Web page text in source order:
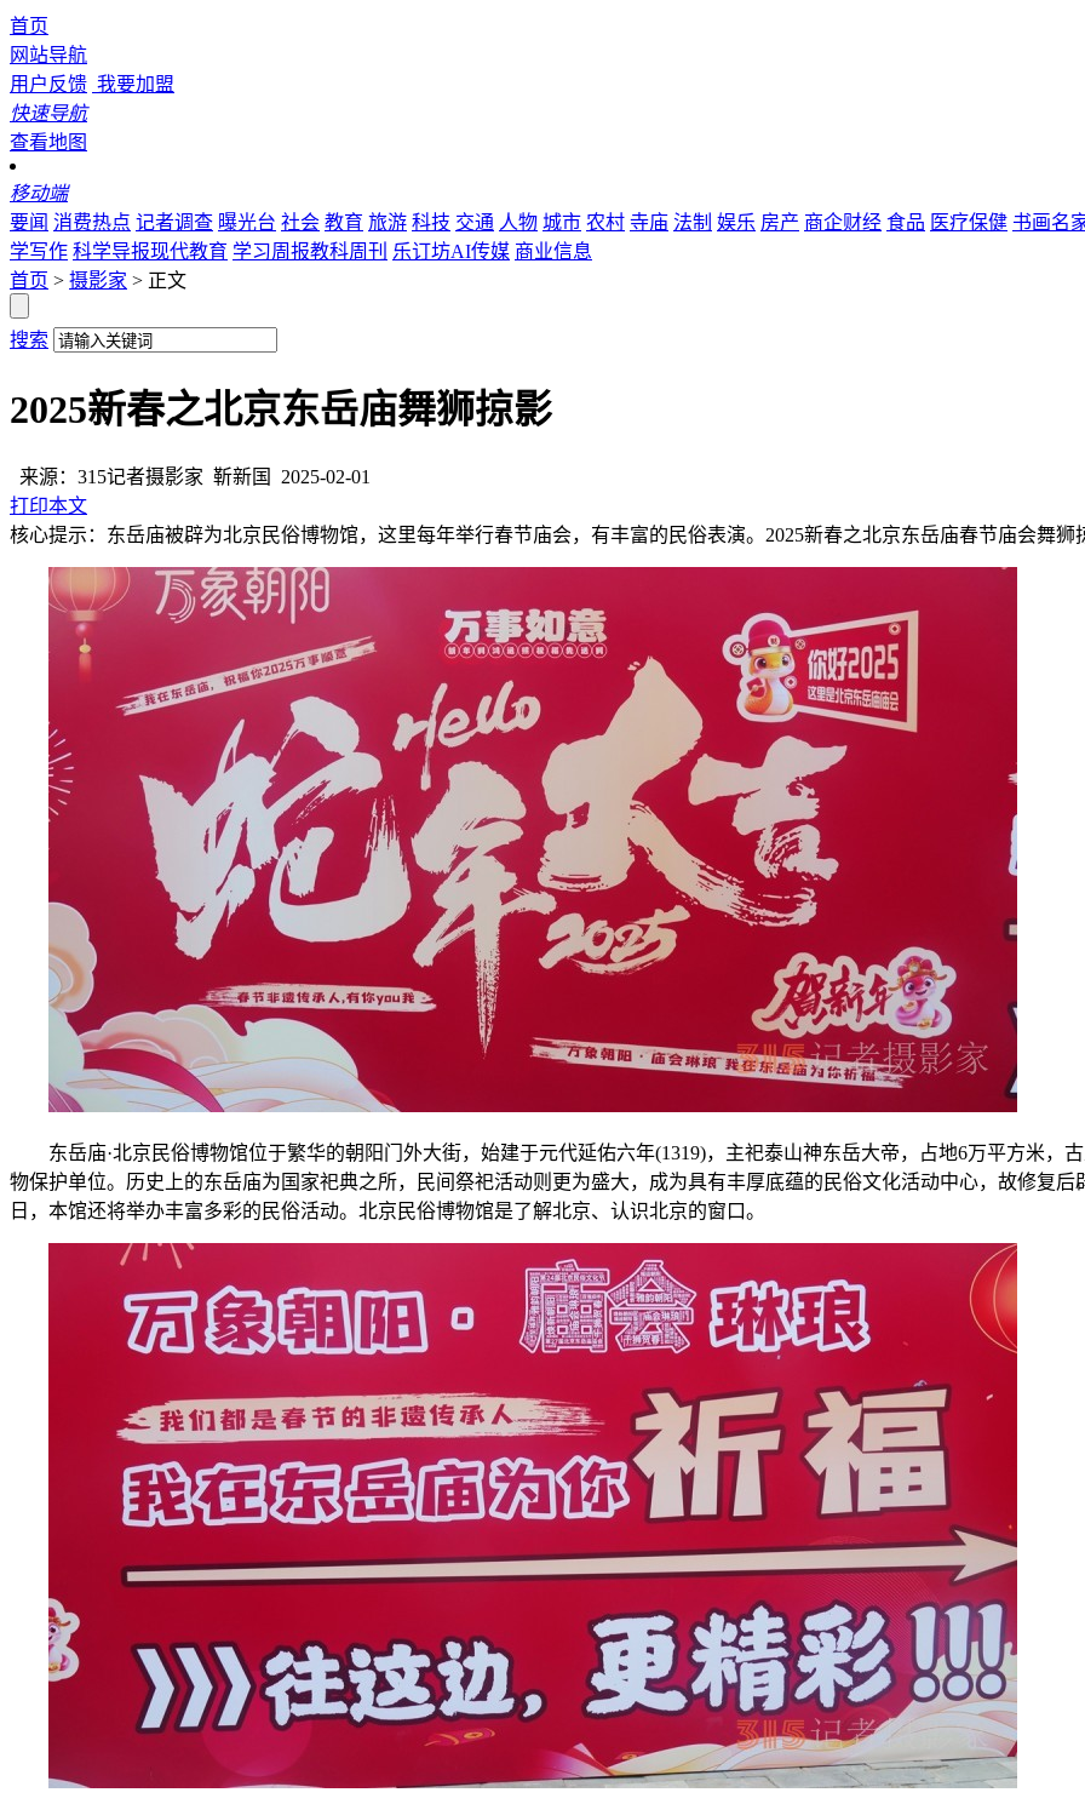
首页
网站导航
用户反馈 我要加盟
快速导航
查看地图
移动端
要闻 消费热点 记者调查 曝光台 社会 教育 旅游 科技 交通 人物 城市 农村 寺庙 法制 娱乐 房产 商企财经 食品 医疗保健 书画名
学写作 科学导报现代教育 学习周报教科周刊 乐订坊AI传媒 商业信息
首页 > 摄影家 > 正文
搜索
2025新春之北京东岳庙舞狮掠影
来源：315记者摄影家 靳新国
2025-02-01
打印本文
核心提示：东岳庙被辟为北京民俗博物馆，这里每年举行春节庙会，有丰富的民俗表演。2025新春之北京东岳庙春节庙会舞狮
东岳庙·北京民俗博物馆位于繁华的朝阳门外大街，始建于元代延佑六年(1319)，主祀泰山神东岳大帝，占地6万平方米，
物保护单位。历史上的东岳庙为国家祀典之所，民间祭祀活动则更为盛大，成为具有丰厚底蕴的民俗文化活动中心，故修复
日，本馆还将举办丰富多彩的民俗活动。北京民俗博物馆是了解北京、认识北京的窗口。